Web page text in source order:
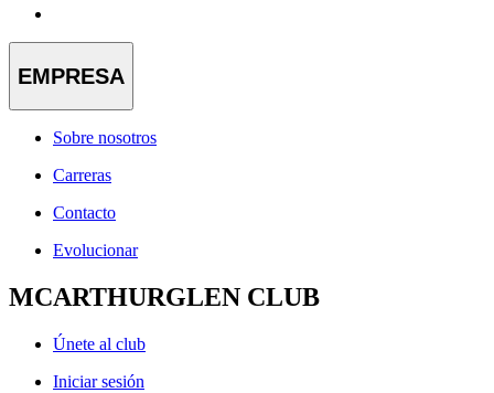
EMPRESA
Sobre nosotros
Carreras
Contacto
Evolucionar
MCARTHURGLEN CLUB
Únete al club
Iniciar sesión